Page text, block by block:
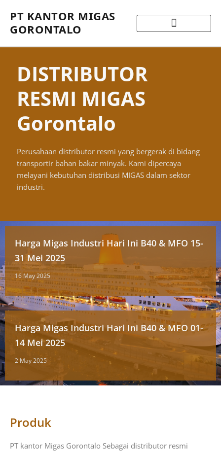
PT KANTOR MIGAS
GORONTALO
DISTRIBUTOR
RESMI MIGAS
Gorontalo
Perusahaan distributor resmi yang bergerak di bidang
transportir bahan bakar minyak. Kami dipercaya
melayani kebutuhan distribusi MIGAS dalam sektor
industri.
Harga Migas Industri Hari Ini B40 & MFO 15-
31 Mei 2025
16 May 2025
Harga Migas Industri Hari Ini B40 & MFO 01-
14 Mei 2025
2 May 2025
Produk
PT kantor Migas Gorontalo Sebagai distributor resmi